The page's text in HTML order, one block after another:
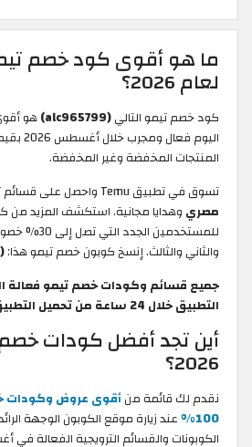
ما هو أقوى كود خصم
لعام 2026؟
كود خصم تيمو التالي(alc965799)
هو
المنتجات المخفضة وغير المخفضة.
تسوق في تطبيق Temu واحصل على قسائم توفير بقيمة
مصري وهدايا مجانية. استكشف المزيد من
للمستخدمين
والثاني والثالث. إنسخ كوبون خصم تيمو هذا:(alb964184)
جميع قسائم وكودات خصم تيمو فعالة
التطبيق خلال 24 ساعة من تحميل التطبيق!
أين تجد أفضل كودات
2026؟
نقدم لك قائمة منأقوى عروض وكودات
100%
عند زيارة موقع الكوبون الوجهة